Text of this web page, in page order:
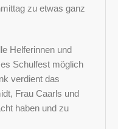
zu etwas ganz
Helferinnen und
Schulfest möglich
verdient das
Frau Caarls und
haben und zu